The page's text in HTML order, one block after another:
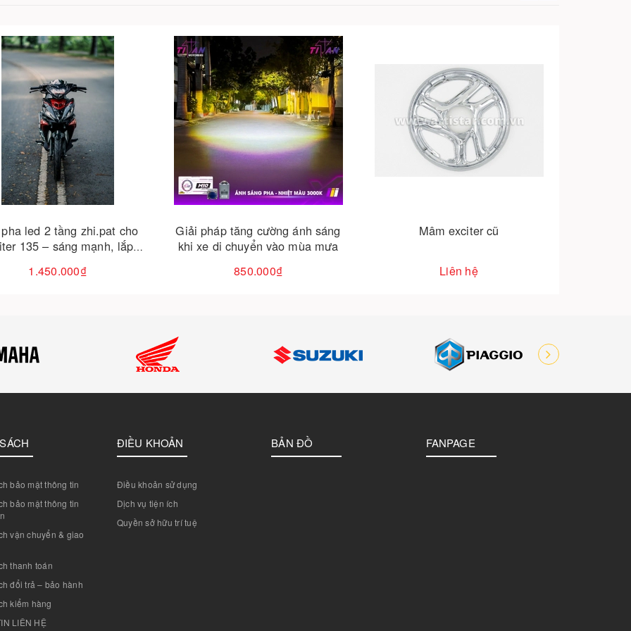
tăng cường ánh sáng
di chuyển vào mùa mưa
850.000₫
Cho vào giỏ hàng
Mâm exciter cũ
Liên hệ
Đuôi cá exciter 2011
Liên hệ
bảo mật thông tin
bảo mật thông tin
vận chuyển & giao
thanh toán
đổi trả – bảo hành
kiểm hàng
LIÊN HỆ
ĐIỀU KHOẢN
Điều khoản sử dụng
Dịch vụ tiện ích
Quyền sở hữu trí tuệ
BẢN ĐỒ FANPAGE